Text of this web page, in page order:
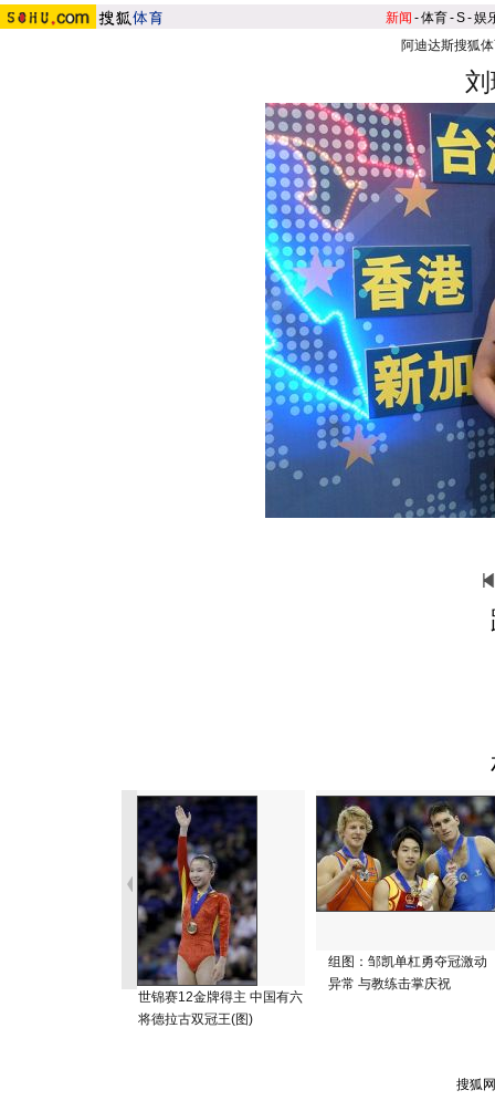
新闻 -体育-S-娱
阿迪达斯搜狐
世锦赛12金牌得主 中国有六
将德拉古双冠王(图)
组图：邹凯单杠勇夺冠激动
异常 与教练击掌庆祝